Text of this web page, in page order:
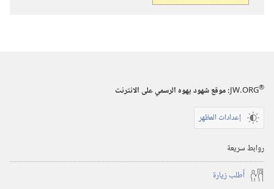
JW.ORG®
:‏ موقع شهود يهوه الرسمي على الانترنت
إعدادات المظهر
روابط سريعة
أُطلب زيارة